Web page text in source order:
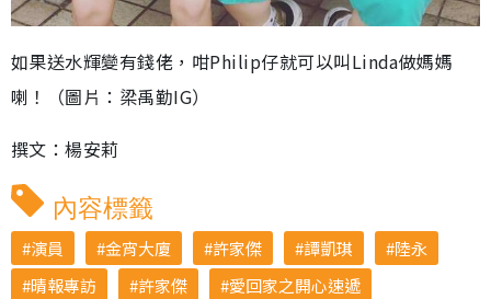
如果送水輝變有錢佬，咁Philip仔就可以叫Linda做媽媽
喇！（圖片：梁禹勤IG）
撰文：楊安莉
內容標籤
演員 金宵大廈 許家傑 譚凱琪
陸永
晴報專訪
許家傑
愛回家之開心速遞